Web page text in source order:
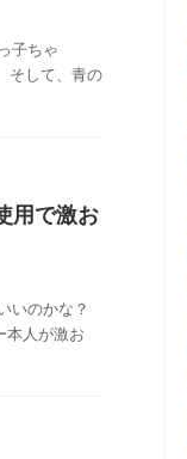
子ちゃ
そして、青の
用で激お
いのかな？
本人が激お